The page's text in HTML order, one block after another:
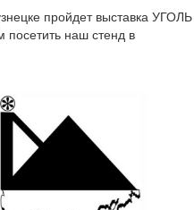
пройдет выставка УГОЛЬ
наш стенд в